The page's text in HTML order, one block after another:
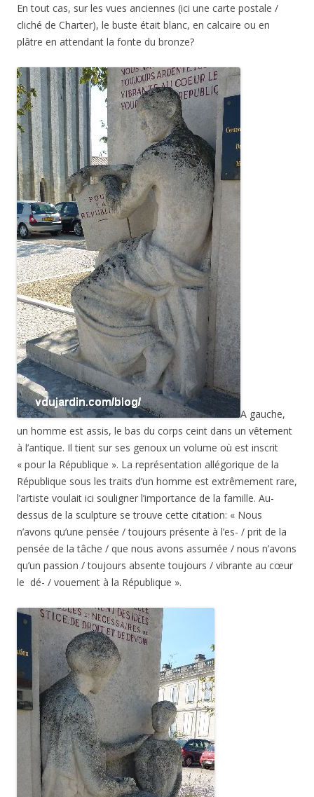
En tout cas, sur les vues anciennes (ici une carte postale /
cliché de Charter), le buste était blanc, en calcaire ou en
plâtre en attendant la fonte du bronze?
A gauche,
un homme est assis, le bas du corps ceint dans un vêtement
à l’antique. Il tient sur ses genoux un volume où est inscrit
« pour la République ». La représentation allégorique de la
République sous les traits d’un homme est extrêmement rare,
l’artiste voulait ici souligner l’importance de la famille. Au-
dessus de la sculpture se trouve cette citation: « Nous
n’avons qu’une pensée / toujours présente à l’es- / prit de la
pensée de la tâche / que nous avons assumée / nous n’avons
qu’un passion / toujours absente toujours / vibrante au cœur
le dé- / vouement à la République ».